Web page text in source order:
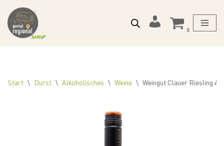
Zum
Inhalt
Mein
0
Start \ Durst \ Alkoholisches \ Weine \ Weingut Clauer Riesling